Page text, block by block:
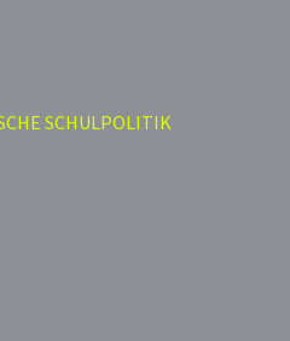
SCHULPOLITIK